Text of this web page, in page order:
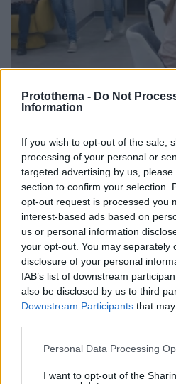
Protothema - Do Not
Information
If you wish to opt-out of the sale,
processing of your personal or
targeted advertising by us,
section to confirm your selection.
opt-out request is processed you
interest-based ads based on
us or personal information
your opt-out. You may separately
disclosure of your personal
IAB’s list of downstream
also be disclosed by us to third
Downstream Participants that
Please note that this website/app
not limited to your visit or usage
Personal Data Processing
I want to opt-out of the
Κάτι αλλάζει στον χάρτη της
στην Ελλάδα
Εθνική Τράπεζα: Η κορυφαία
μεγάλων έργων
30.07.2026, 15:25
Διασκεδάζουμε υπεύθυνα,
29.07.2026, 09:39
ΡΟΗ ΕΙΔΗΣΕΩΝ
Ειδήσεις Δημοφιλή